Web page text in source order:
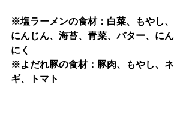
※塩ラーメンの食材：白菜、もやし、
にんじん、海苔、青菜、バター、にん
にく
※よだれ豚の食材：豚肉、もやし、ネ
ギ、トマト